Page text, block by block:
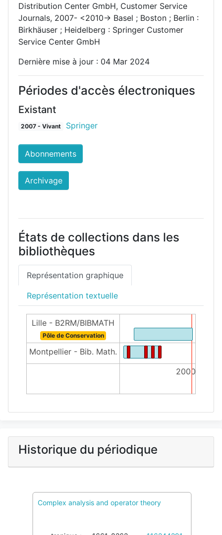
Distribution Center GmbH, Customer Service
Journals, 2007- <2010-> Basel ; Boston ; Berlin :
Birkhäuser ; Heidelberg : Springer Customer
Service Center GmbH
Dernière mise à jour : 04 Mar 2024
Périodes d'accès électroniques
Existant
2007 - Vivant Springer
Abonnements
Archivage
États de collections dans les
bibliothèques
Représentation graphique
Représentation textuelle
Lille - B2RM/BIBMATH
Pôle de Conservation
Montpellier - Bib. Math.
2000
Historique du périodique
Complex analysis and operator theory